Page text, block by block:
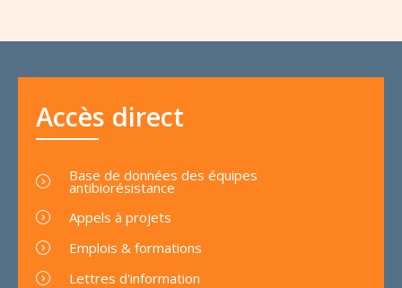
Accès direct
Base de données des équipes
antibiorésistance
Appels à projets
Emplois & formations
Lettres d'information